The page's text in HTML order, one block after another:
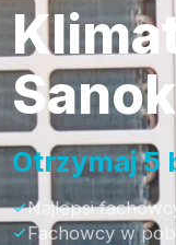
Otrzymaj 5
Najlepsi
Fachowcy w